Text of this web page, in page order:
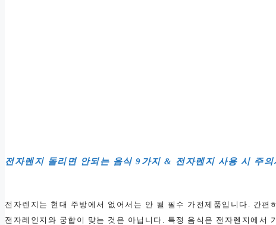
전자렌지 돌리면 안되는 음식 9가지 & 전자렌지 사용 시 주의
전자렌지는 현대 주방에서 없어서는 안 될 필수 가전제품입니다. 간
전자레인지와 궁합이 맞는 것은 아닙니다. 특정 음식은 전자렌지에서